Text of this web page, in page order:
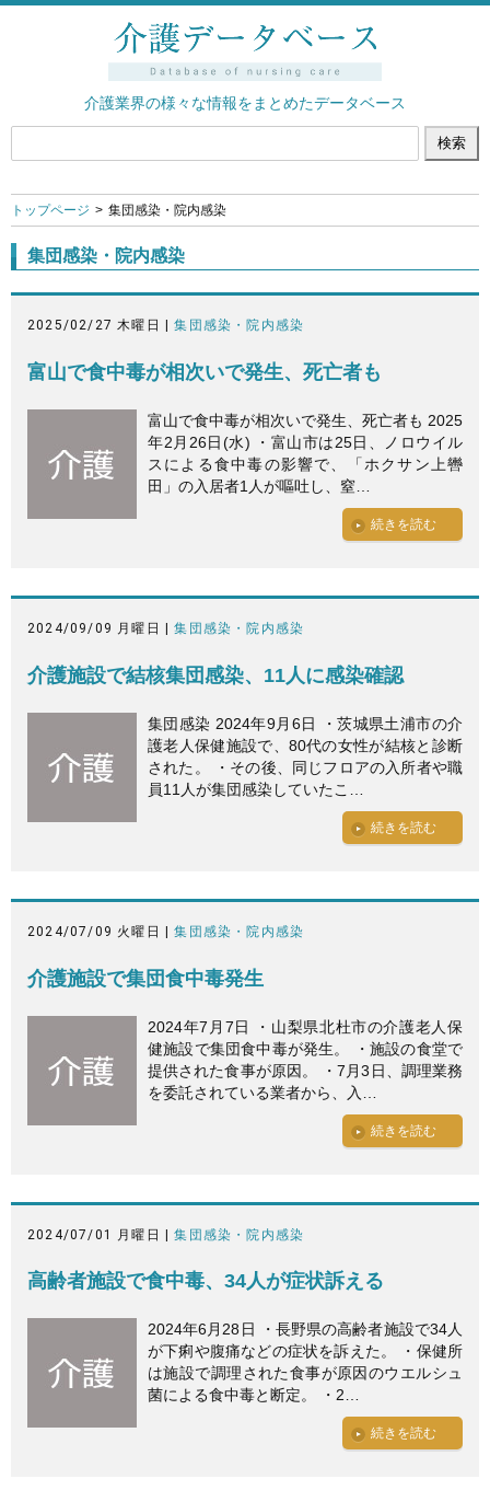
介護業界の様々な情報をまとめたデータベース
トップページ 集団感染・院内感染
集団感染・院内感染
2025/02/27 木曜日 |集団感染・院内感染
富山で食中毒が相次いで発生、死亡者も
富山で食中毒が相次いで発生、死亡者も 2025
年2月26日(水) ・富山市は25日、ノロウイル
スによる食中毒の影響で、「ホクサン上轡
田」の入居者1人が嘔吐し、窒…
続きを読む
2024/09/09 月曜日 |集団感染・院内感染
介護施設で結核集団感染、11人に感染確認
集団感染 2024年9月6日 ・茨城県土浦市の介
護老人保健施設で、80代の女性が結核と診断
された。 ・その後、同じフロアの入所者や職
員11人が集団感染していたこ…
続きを読む
2024/07/09 火曜日 |集団感染・院内感染
介護施設で集団食中毒発生
2024年7月7日 ・山梨県北杜市の介護老人保
健施設で集団食中毒が発生。 ・施設の食堂で
提供された食事が原因。 ・7月3日、調理業務
を委託されている業者から、入…
続きを読む
2024/07/01 月曜日 |集団感染・院内感染
高齢者施設で食中毒、34人が症状訴える
2024年6月28日 ・長野県の高齢者施設で34人
が下痢や腹痛などの症状を訴えた。 ・保健所
は施設で調理された食事が原因のウエルシュ
菌による食中毒と断定。 ・2…
続きを読む